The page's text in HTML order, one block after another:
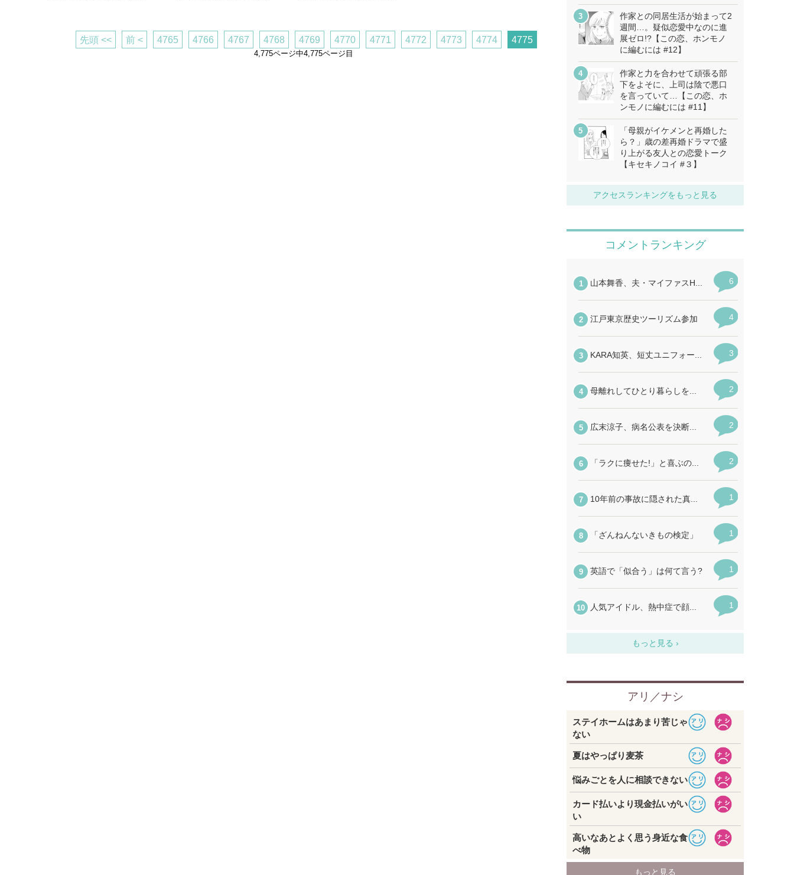
先頭 << 前 < 4765 4766 4767 4768 4769 4770 4771 4772 4773 4774 4775
4,775ページ中4,775ページ目
作家との同居生活が始まって2
週間…。疑似恋愛中なのに進
展ゼロ!?【この恋、ホンモノ
に編むには #12】
作家と力を合わせて頑張る部
下をよそに、上司は陰で悪口
を言っていて…【この恋、ホ
ンモノに編むには #11】
「母親がイケメンと再婚した
ら？」歳の差再婚ドラマで盛
り上がる友人との恋愛トーク
【キセキノコイ #３】
アクセスランキングをもっと見る